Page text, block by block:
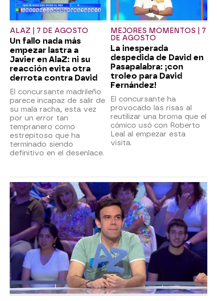
ALAZ | 7 DE AGOSTO
Un fallo nada más
empezar lastra a
Javier en AlaZ: ni su
reacción evita otra
derrota contra David
El concursante madrileño
parece incapaz de salir de
su mala racha, esta vez
por un error tan
tempranero como
estrepitoso que ha
terminado siendo
definitivo en el desenlace.
MEJORES MOMENTOS | 7
DE AGOSTO
La inesperada
despedida de David en
Pasapalabra: ¡con
troleo para David
Fernández!
El concursante ha
provocado las risas al
reutilizar una broma que el
cómico usó con Roberto
Leal al empezar esta
visita.